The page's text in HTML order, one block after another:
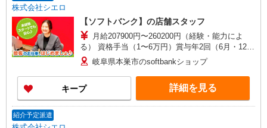
+゜・。○。・゜+゜
株式会社シエロ
【ソフトバンク】の店舗スタッフ
月給207900円〜260200円（経験・能力によ
る） 資格手当（1〜6万円）賞与年2回（6月・12
月・実績最高5.4カ月分） 未経験から入社半年で
年収400万円以上への昇給実績あり ※残業代支給
★交通費別途支給（規定あり） ゜+゜・。○。・゜
+゜・。○。・゜+゜ 入社祝い金10万円支給(規定
有) お友達を紹介頂くと, インセンティブ支給(規定
岐阜県本巣市のsoftbankショップ
キープ 詳細を見る
紹介予定派遣